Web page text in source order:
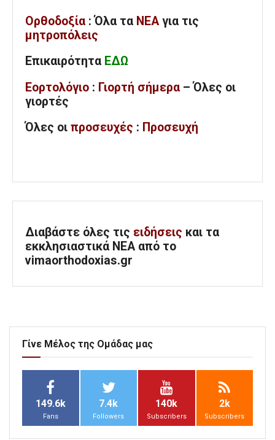
Ορθοδοξία : Όλα τα ΝΕΑ για τις
μητροπόλεις
Επικαιρότητα ΕΔΩ
Εορτολόγιο : Γιορτή σήμερα – Όλες οι
γιορτές
Όλες οι προσευχές : Προσευχή
Διαβάστε όλες τις ειδήσεις και τα
εκκλησιαστικά ΝΕΑ από το
vimaorthodoxias.gr
Γίνε Μέλος της Ομάδας μας
149.6k
Fans
7.4k
Followers
140k
Subscribers
2k
Subscribers